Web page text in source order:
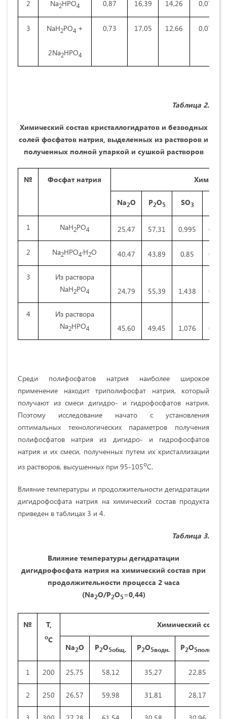
2 Na2HPO4 0,87 16,39 14,26 0,07
3 NaH2PO4 +
2Na2HPO4
0,73 17,05 12,66 0,07
Таблица 2.
Химический состав кристаллогидратов и безводных
солей фосфатов натрия, выделенных из растворов и
полученных полной упаркой и сушкой растворов
№ Фосфат натрия
Na2O P2O5 SO3
1 NaH2PO4 25,47 57,31 0,995 0,223
2 Na2HPO4∙Н2О 40,47 43,89 0,85 0,172
3
Из раствора
NaH2PO4 24,79 55,39 1,438 0,247
4
Из раствора
Na2HPO4 45,60 49,45 1,076 0,194
Среди полифосфатов натрия наиболее широкое
применение находит триполифосфат натрия, который
получают из смеси дигидро- и гидрофосфатов натрия.
Поэтому исследование начато с установления
оптимальных технологических параметров получения
полифосфатов натрия из дигидро- и гидрофосфатов
натрия и их смеси, полученных путем их кристаллизации
из растворов, высушенных при 95-105оС.
Влияние температуры и продолжительности дегидратации
дигидрофосфата натрия на химический состав продукта
приведен в таблицах 3 и 4.
Таблица 3.
Влияние температуры дегидратации
дигидрофосфата натрия на химический состав при
продолжительности процесса 2 часа
(Na2O/P2O5=0,44)
№ Т,
оС
Химический
Na2O P2O5общ. P2O5водн. P2O5поли.
1 200 25,75 58,12 35,27 22,85
2 250 26,57 59,98 31,81 28,17